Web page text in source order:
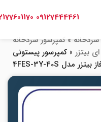
09127444461
» کمپرسور سردخانه
بیتزر» کمپرسور پیستونی